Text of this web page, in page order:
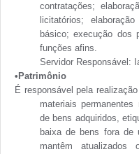
contratações;
licitatórios;
básico; execução dos
funções afins.
Servidor Responsável:
•Patrimônio
É responsável pela
materiais
de bens adquiridos,
baixa de bens fora de
mantêm atualizados